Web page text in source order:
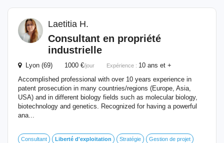
Laetitia H.
Consultant en propriété
industrielle
Lyon (69) 1000 €/jour Expérience : 10 ans et +
Accomplished professional with over 10 years experience in
patent prosecution in many countries/regions (Europe, Asia,
USA) and in different biology fields such as molecular biology,
biotechnology and genetics. Recognized for having a powerful
ana...
Consultant Liberté d'exploitation Stratégie Gestion de projet